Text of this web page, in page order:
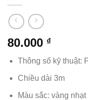
80.000 ₫
Thông số kỹ thuật:
Chiều dài 3m
Màu sắc: vàng nhạt